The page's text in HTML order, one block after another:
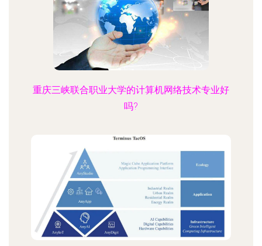
重庆三峡联合职业大学的计算机网络技术专业好
吗?